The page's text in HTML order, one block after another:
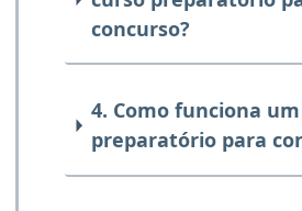
concurso?
4. Como funciona
preparatório para